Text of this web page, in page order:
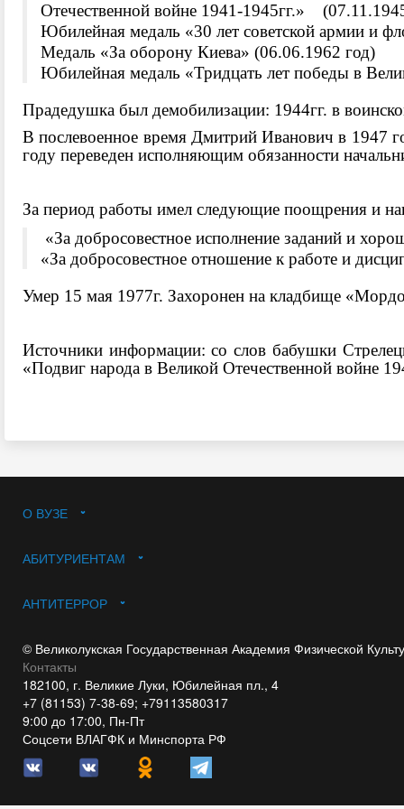
Отечественной войне 1941-1945гг.»
Юбилейная медаль «30 лет советской армии и
Медаль «За оборону Киева» (06.06.1962 год)
Юбилейная медаль «Тридцать лет победы в
Прадедушка был демобилизации: 1944гг. в
В послевоенное время Дмитрий Иванович в 1947
году переведен исполняющим обязанности
За период работы имел следующие поощрения и
«За добросовестное исполнение заданий и
«За добросовестное отношение к работе и
Умер 15 мая 1977г. Захоронен на кладбище
Источники информации: со слов бабушки
«Подвиг народа в Великой Отечественной войне
О ВУЗЕ
АБИТУРИЕНТАМ
АНТИТЕРРОР
© Великолукская Государственная Академия Физической
Контакты
182100, г. Великие Луки, Юбилейная пл., 4
+7 (81153) 7-38-69; +79113580317
9:00 до 17:00, Пн-Пт
Соцсети ВЛАГФК и Минспорта РФ